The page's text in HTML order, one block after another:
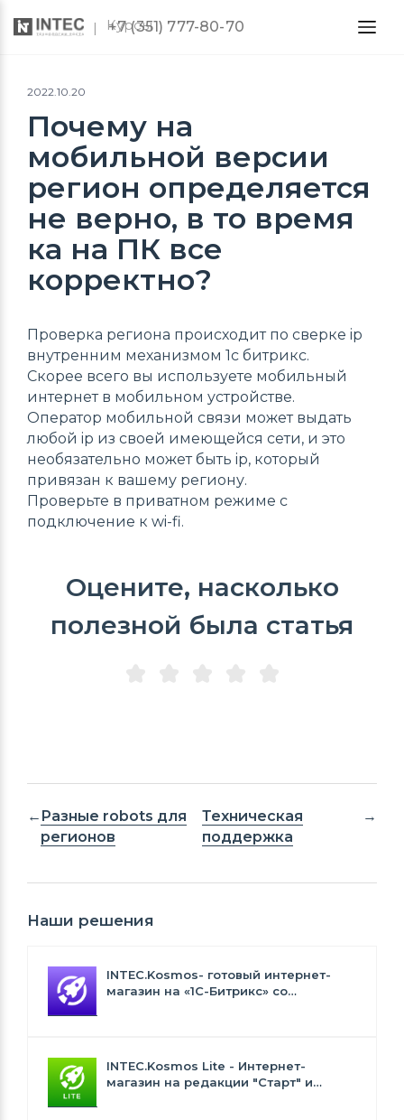
Курсы
+7 (351) 777-80-70
2022.10.20
Почему на
мобильной версии
регион определяется
не верно, в то время
ка на ПК все
корректно?
Проверка региона происходит по сверке ip
внутренним механизмом 1c битрикс.
Скорее всего вы используете мобильный
интернет в мобильном устройстве.
Оператор мобильной связи может выдать
любой ip из своей имеющейся сети, и это
необязательно может быть ip, который
привязан к вашему региону.
Проверьте в приватном режиме с
подключение к wi-fi.
Оцените, насколько
полезной была статья
Разные robots для
регионов
Техническая
поддержка
Наши решения
INTEC.Kosmos- готовый интернет-
магазин на «1С-Битрикс» со
INTEC.Kosmos Lite - Интернет-
магазин на редакции "Старт" и